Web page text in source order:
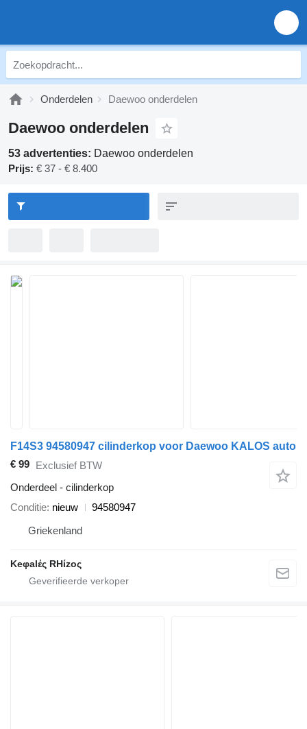
Onderdelen Daewoo onderdelen
Daewoo onderdelen
53 advertenties: Daewoo onderdelen
Prijs: € 37 - € 8.400
F14S3 94580947 cilinderkop voor Daewoo KALOS auto
€ 99 Exclusief BTW
Onderdeel - cilinderkop
Conditie nieuw
94580947
Griekenland
Keφalές RHίzoς